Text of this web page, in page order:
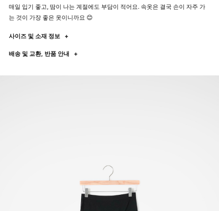
매일 입기 좋고, 땀이 나는 계절에도 부담이 적어요. 속옷은 결국 손이 자주 가
는 것이 가장 좋은 옷이니까요 😊
사이즈 및 소재 정보 +
배송 및 교환, 반품 안내 +